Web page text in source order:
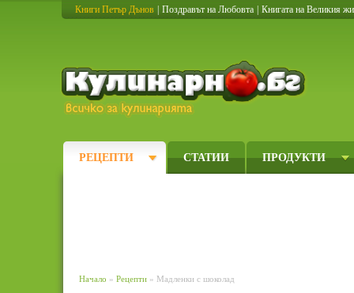
Книги Петър Дънов Поздравът на Любовта Книгата на Великия
РЕЦЕПТИ СТАТИИ ПРОДУКТИ
Начало » Рецепти » Мадленки с шоколад